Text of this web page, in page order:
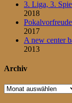
3. Liga, 3.
2018
Pokalvorfreude
2017
A new center
2013
Archiv
Archiv